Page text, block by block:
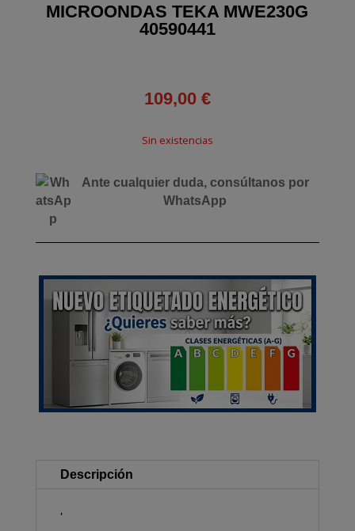
MICROONDAS TEKA MWE230G
40590441
109,00 €
Sin existencias
Ante cualquier duda, consúltanos por
WhatsApp
Descripción
'